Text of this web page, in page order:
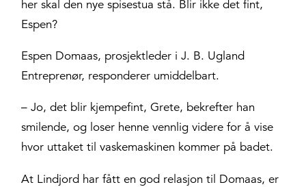
her skal den nye spisestua stå. Blir ikke det fint,
Espen?
Espen Domaas, prosjektleder i J. B. Ugland
Entreprenør, responderer umiddelbart.
– Jo, det blir kjempefint, Grete, bekrefter han
smilende, og loser henne vennlig videre for å vise
hvor uttaket til vaskemaskinen kommer på badet.
At Lindjord har fått en god relasjon til Domaas, er